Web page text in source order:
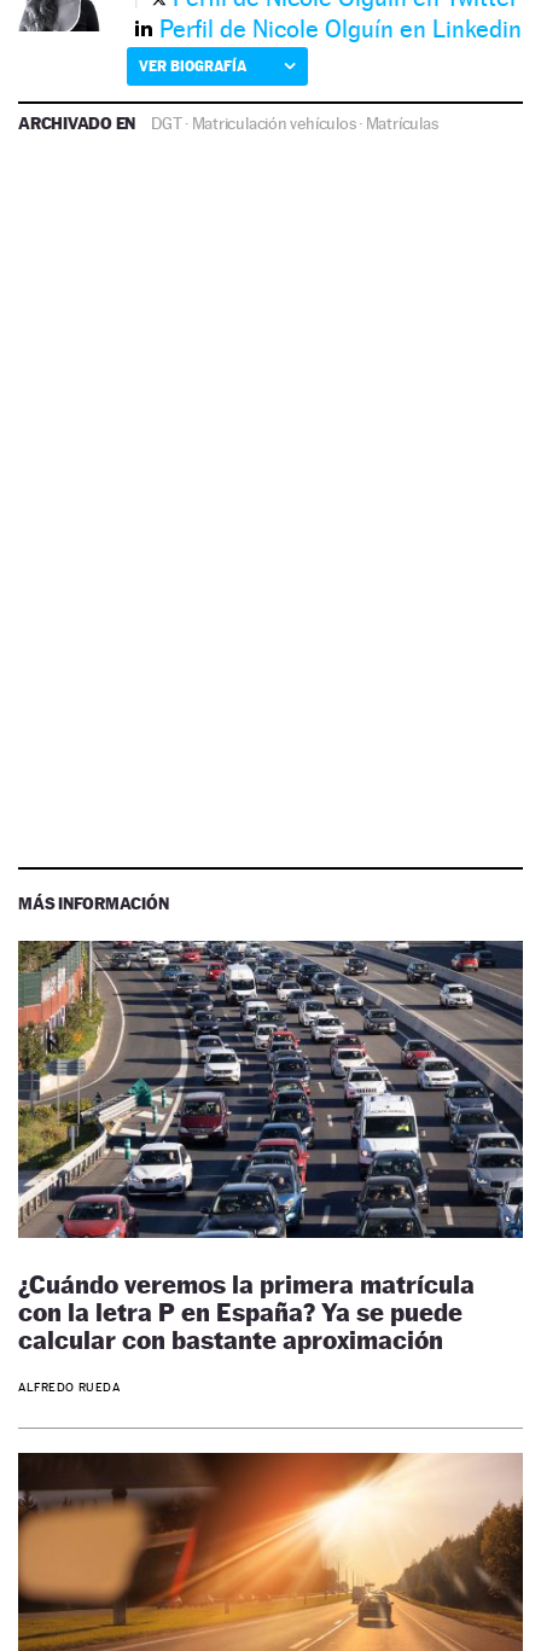
Perfil de Nicole Olguín en Linkedin
VER BIOGRAFÍA
ARCHIVADO EN DGT· Matriculación vehículos· Matrículas
MÁS INFORMACIÓN
¿Cuándo veremos la primera matrícula
con la letra P en España? Ya se puede
calcular con bastante aproximación
ALFREDO RUEDA